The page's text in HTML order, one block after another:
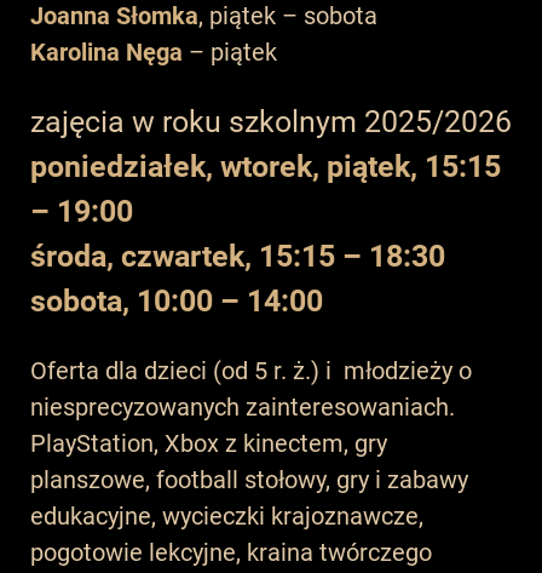
Joanna Słomka, piątek – sobota
Karolina Nęga – piątek
zajęcia w roku szkolnym 2025/2026
poniedziałek, wtorek, piątek, 15:15
– 19:00
środa, czwartek, 15:15 – 18:30
sobota, 10:00 – 14:00
Oferta dla dzieci (od 5 r. ż.) i młodzieży o
niesprecyzowanych zainteresowaniach.
PlayStation, Xbox z kinectem, gry
planszowe, football stołowy, gry i zabawy
edukacyjne, wycieczki krajoznawcze,
pogotowie lekcyjne, kraina twórczego